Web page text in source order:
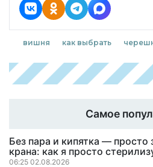
вишня как выбрать
Самое
Без пара и кипятка —
крана: как я просто
06:25 02.08.2026